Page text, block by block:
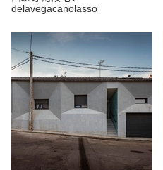
delavegacanolasso